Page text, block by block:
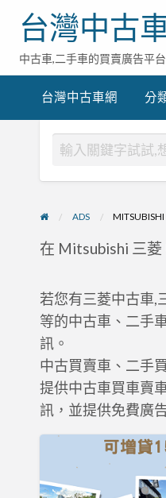
台灣中古
中古車,二手車的買賣廣告平
台灣中古車網 分
ADS
在 Mitsubishi 三
若您有三菱中古車,
等的中古車、二手
訊。
中古買賣車、二手
提供中古車買車賣
訊，並提供免費廣
送